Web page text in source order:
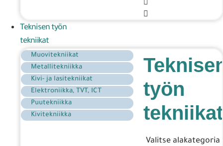
Teknisen työn
tekniikat
Muovitekniikat
Metallitekniikka
Kivi- ja lasitekniikat
Elektroniikka, TVT, ICT
Puutekniikka
Kivitekniikka
työn
tekniikat
Valitse alakategoria